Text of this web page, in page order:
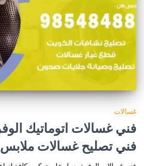
غسالات
فني تصليح غسالات ملابس